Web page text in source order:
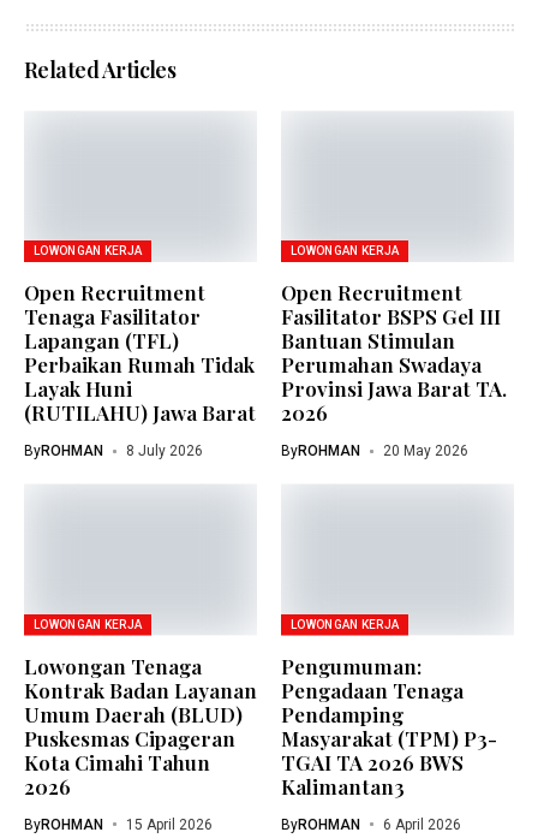
Related Articles
LOWONGAN KERJA
Open Recruitment
Tenaga Fasilitator
Lapangan (TFL)
Perbaikan Rumah Tidak
Layak Huni
(RUTILAHU) Jawa Barat
ByROHMAN 8 July 2026
LOWONGAN KERJA
Open Recruitment
Fasilitator BSPS Gel III
Bantuan Stimulan
Perumahan Swadaya
Provinsi Jawa Barat TA.
2026
ByROHMAN 20 May 2026
LOWONGAN KERJA
Lowongan Tenaga
Kontrak Badan Layanan
Umum Daerah (BLUD)
Puskesmas Cipageran
Kota Cimahi Tahun
2026
ByROHMAN 15 April 2026
LOWONGAN KERJA
Pengumuman:
Pengadaan Tenaga
Pendamping
Masyarakat (TPM) P3-
TGAI TA 2026 BWS
Kalimantan3
ByROHMAN 6 April 2026